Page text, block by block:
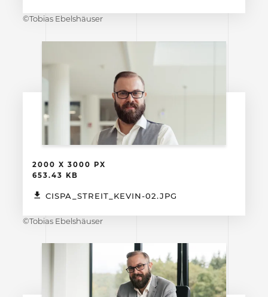
©Tobias Ebelshäuser
2000 X 3000 PX
653.43 KB
CISPA_STREIT_KEVIN-02.JPG
©Tobias Ebelshäuser